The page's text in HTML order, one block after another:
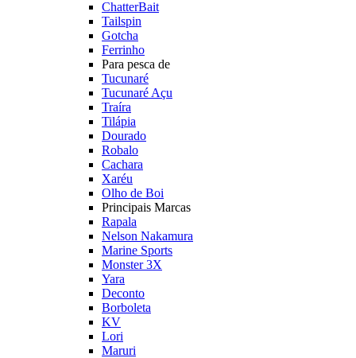
ChatterBait
Tailspin
Gotcha
Ferrinho
Para pesca de
Tucunaré
Tucunaré Açu
Traíra
Tilápia
Dourado
Robalo
Cachara
Xaréu
Olho de Boi
Principais Marcas
Rapala
Nelson Nakamura
Marine Sports
Monster 3X
Yara
Deconto
Borboleta
KV
Lori
Maruri